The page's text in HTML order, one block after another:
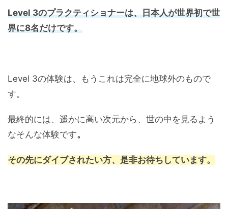
Level 3のプラクティショナーは、日本人が世界初で世
界に8名だけです。
Level 3の体験は、もうこれは完全に地球外のもので
す。
最終的には、遥かに高い次元から、世の中を見るよう
なそんな体験です。
その先にダイブされたい方、是非お待ちしています。